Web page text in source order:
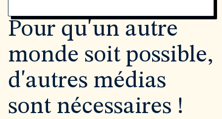
Pour qu'un autre
monde soit possible,
d'autres médias
sont nécessaires !